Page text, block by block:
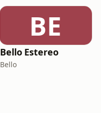
BE
Bello Estereo
Bello